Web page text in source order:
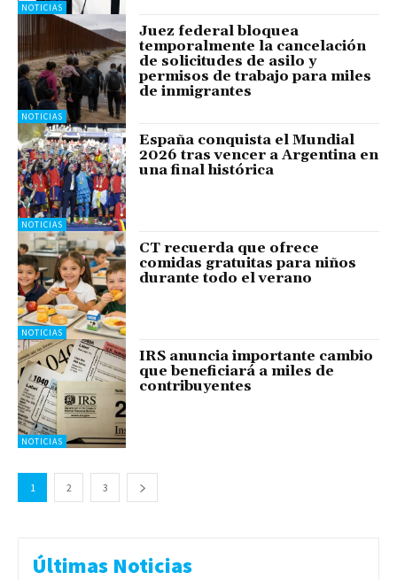
NOTICIAS
NOTICIAS
Juez federal bloquea
temporalmente la cancelación
de solicitudes de asilo y
permisos de trabajo para miles
de inmigrantes
NOTICIAS
España conquista el Mundial
2026 tras vencer a Argentina en
una final histórica
NOTICIAS
CT recuerda que ofrece
comidas gratuitas para niños
durante todo el verano
NOTICIAS
IRS anuncia importante cambio
que beneficiará a miles de
contribuyentes
1 2 3
Últimas Noticias